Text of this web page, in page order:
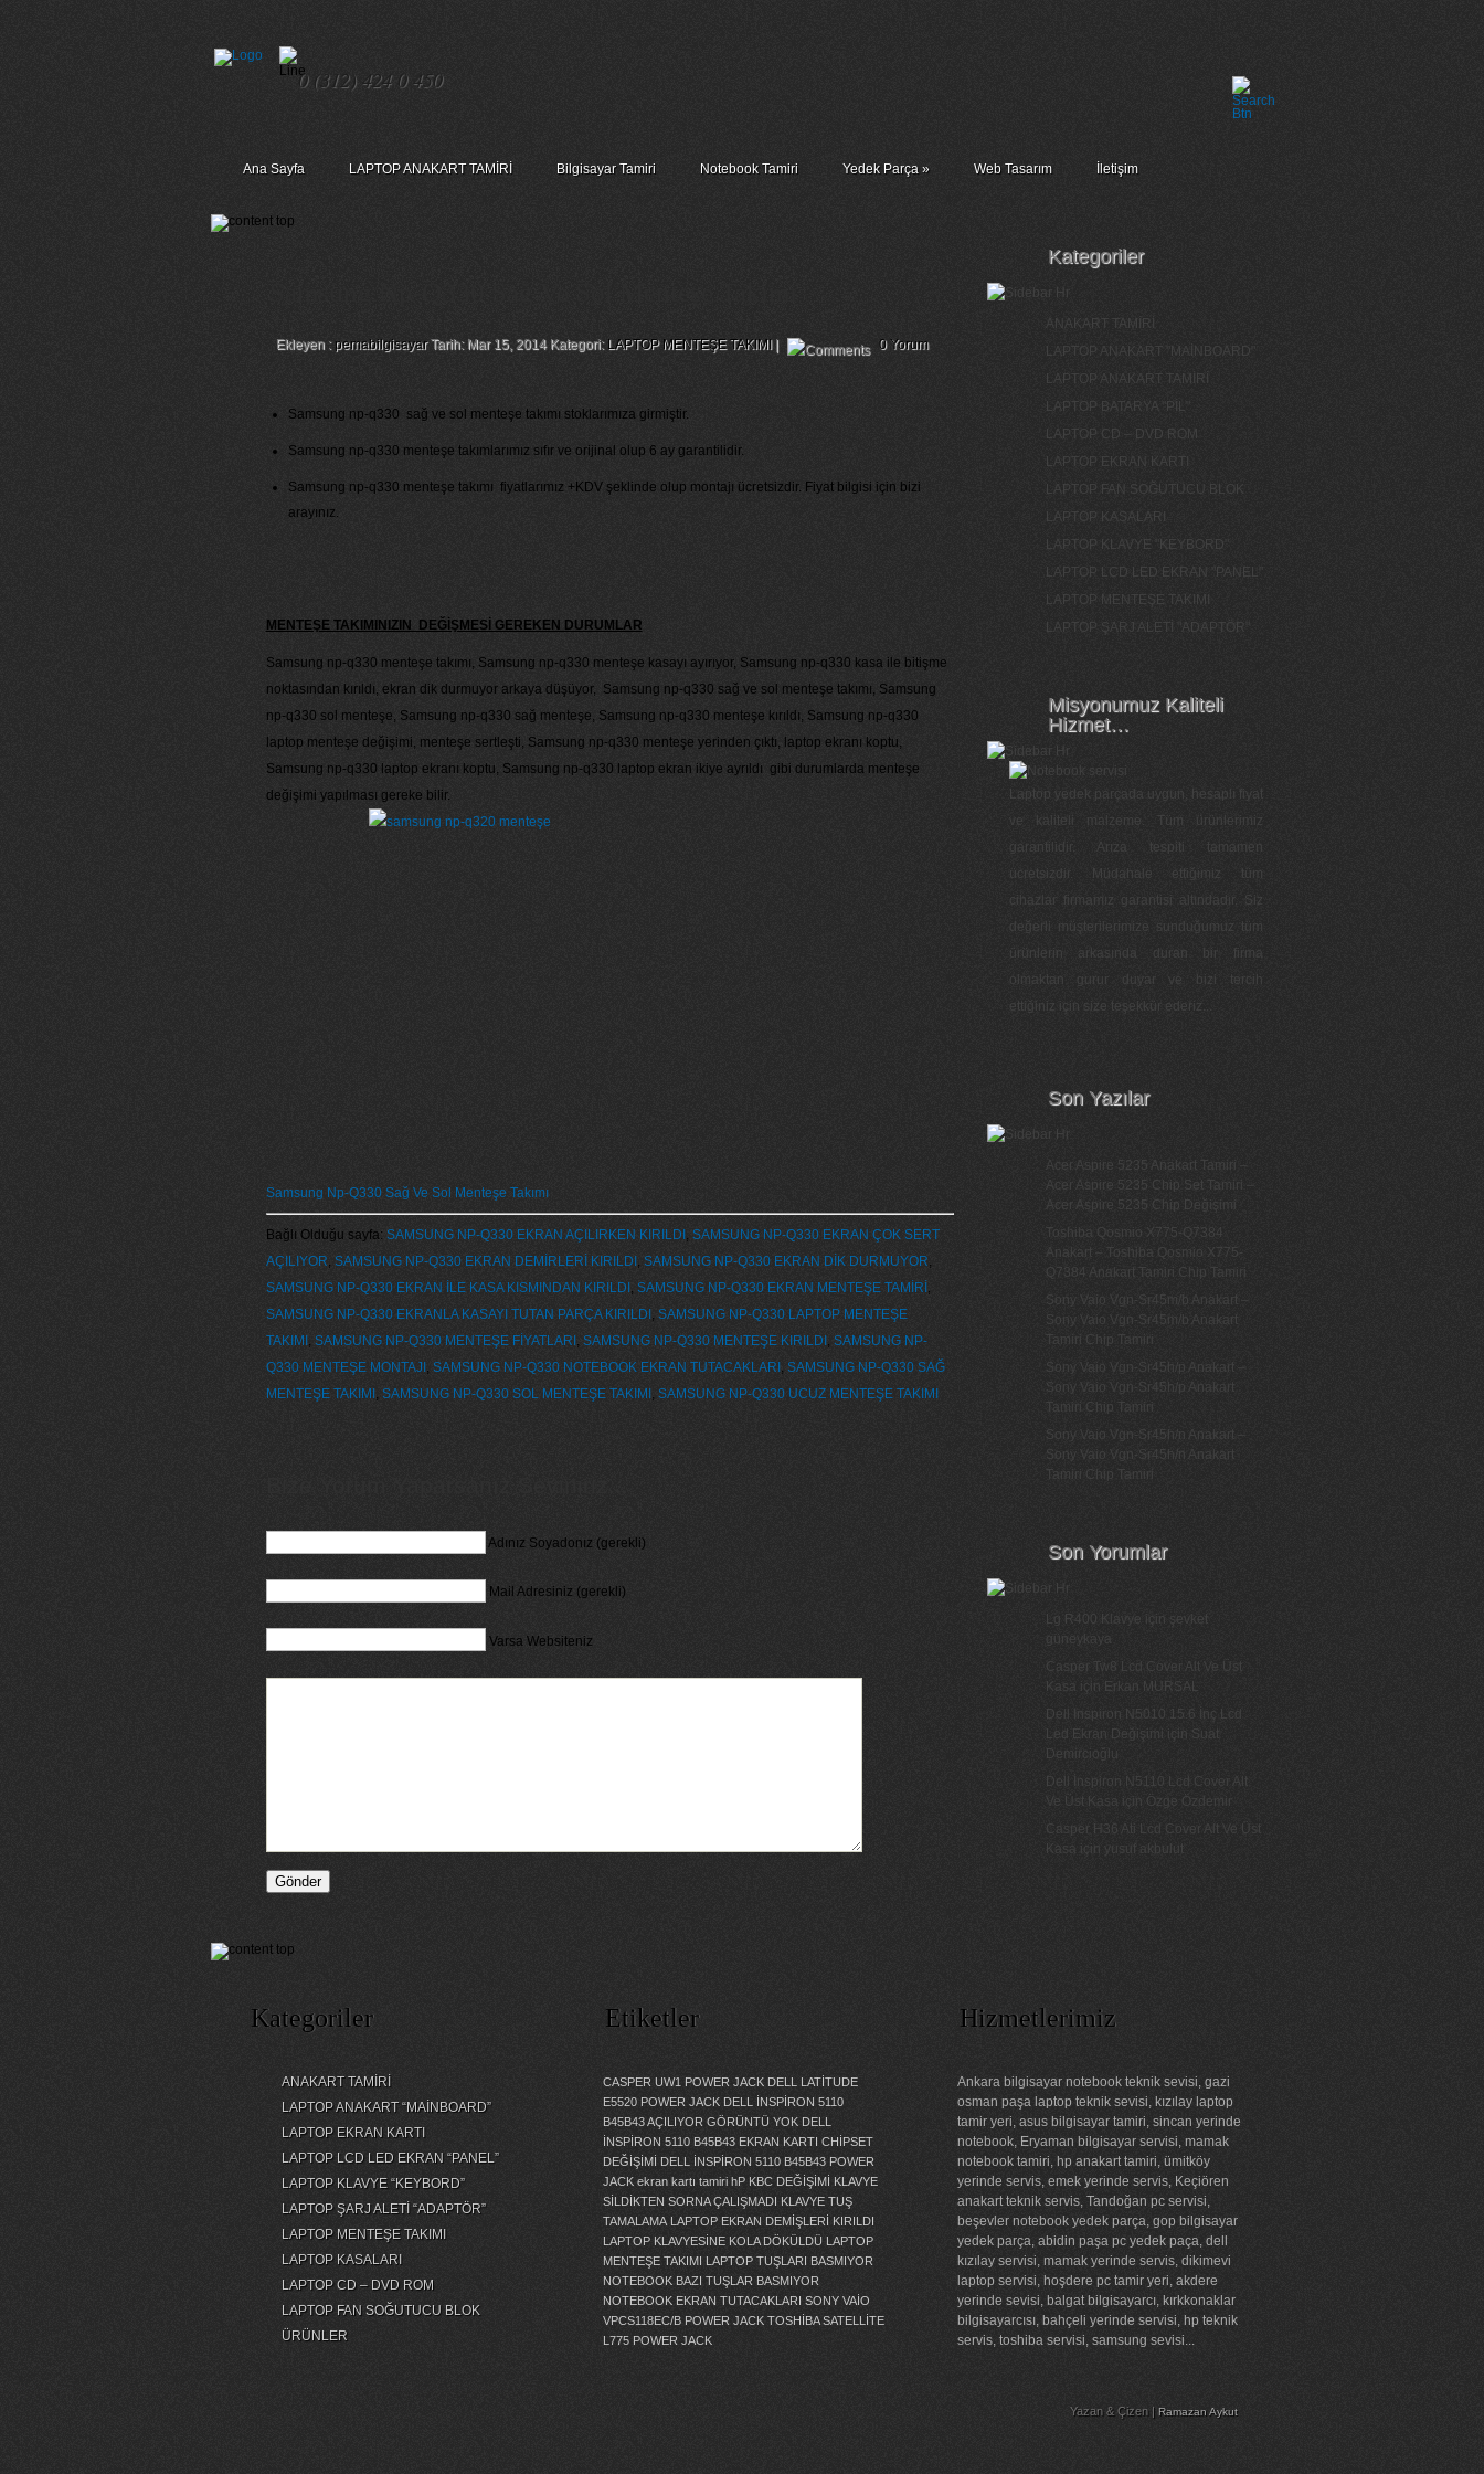
0 (312) 424 0 450
Ana Sayfa LAPTOP ANAKART TAMİRİ Bilgisayar Tamiri Notebook Tamiri Yedek Parça» Web Tasarım İletişim
Ekleyen : pemabilgisayarTarih: Mar 15, 2014 Kategori: LAPTOP MENTEŞE TAKIMI| 0 Yorum
Samsung np-q330 sağ ve sol menteşe takımı stoklarımıza girmiştir.
Samsung np-q330 menteşe takımlarımız sıfır ve orijinal olup 6 ay garantilidir.
Samsung np-q330 menteşe takımı fiyatlarımız +KDV şeklinde olup montajı ücretsizdir. Fiyat bilgisi için bizi
arayınız.
MENTEŞE TAKIMINIZIN DEĞİŞMESİ GEREKEN DURUMLAR
Samsung np-q330 menteşe takımı, Samsung np-q330 menteşe kasayı ayırıyor, Samsung np-q330 kasa ile bitişme
noktasından kırıldı, ekran dik durmuyor arkaya düşüyor, Samsung np-q330 sağ ve sol menteşe takımı, Samsung
np-q330 sol menteşe, Samsung np-q330 sağ menteşe, Samsung np-q330 menteşe kırıldı, Samsung np-q330
laptop menteşe değişimi, menteşe sertleşti, Samsung np-q330 menteşe yerinden çıktı, laptop ekranı koptu,
Samsung np-q330 laptop ekranı koptu, Samsung np-q330 laptop ekran ikiye ayrıldı gibi durumlarda menteşe
değişimi yapılması gereke bilir.
Samsung Np-Q330 Sağ Ve Sol Menteşe Takımı
Bağlı Olduğu sayfa: SAMSUNG NP-Q330 EKRAN AÇILIRKEN KIRILDI , SAMSUNG NP-Q330 EKRAN ÇOK SERT
AÇILIYOR, SAMSUNG NP-Q330 EKRAN DEMİRLERİ KIRILDI , SAMSUNG NP-Q330 EKRAN DİK DURMUYOR,
SAMSUNG NP-Q330 EKRAN İLE KASA KISMINDAN KIRILDI , SAMSUNG NP-Q330 EKRAN MENTEŞE TAMİRİ ,
SAMSUNG NP-Q330 EKRANLA KASAYI TUTAN PARÇA KIRILDI , SAMSUNG NP-Q330 LAPTOP MENTEŞE
TAKIMI , SAMSUNG NP-Q330 MENTEŞE FİYATLARI , SAMSUNG NP-Q330 MENTEŞE KIRILDI , SAMSUNG NP-
Q330 MENTEŞE MONTAJI , SAMSUNG NP-Q330 NOTEBOOK EKRAN TUTACAKLARI , SAMSUNG NP-Q330 SAĞ
MENTEŞE TAKIMI , SAMSUNG NP-Q330 SOL MENTEŞE TAKIMI , SAMSUNG NP-Q330 UCUZ MENTEŞE TAKIMI
Adınız Soyadonız (gerekli)
Mail Adresiniz (gerekli)
Varsa Websiteniz
Kategoriler
ANAKART TAMİRİ
LAPTOP ANAKART "MAİNBOARD"
LAPTOP ANAKART TAMİRİ
LAPTOP BATARYA "PİL"
LAPTOP CD – DVD ROM
LAPTOP EKRAN KARTI
LAPTOP FAN SOĞUTUCU BLOK
LAPTOP KASALARI
LAPTOP KLAVYE "KEYBORD"
LAPTOP LCD LED EKRAN "PANEL"
LAPTOP MENTEŞE TAKIMI
LAPTOP ŞARJ ALETİ "ADAPTÖR"
Misyonumuz Kaliteli
Hizmet…
Laptop yedek parçada uygun, hesaplı fiyat
ve kaliteli malzeme. Tüm ürünlerimiz
garantilidir. Arıza tespiti tamamen
ücretsizdir. Müdahale ettiğimiz tüm
cihazlar firmamız garantisi altındadır. Siz
değerli müşterilerimize sunduğumuz tüm
ürünlerin arkasında duran bir firma
olmaktan gurur duyar ve bizi tercih
ettiğiniz için size teşekkür ederiz...
Son Yazılar
Acer Aspire 5235 Anakart Tamiri –
Acer Aspire 5235 Chip Set Tamiri –
Acer Aspire 5235 Chip Değişimi
Toshiba Qosmio X775-Q7384
Anakart – Toshiba Qosmio X775-
Q7384 Anakart Tamiri Chip Tamiri
Sony Vaio Vgn-Sr45m/b Anakart –
Sony Vaio Vgn-Sr45m/b Anakart
Tamiri Chip Tamiri
Sony Vaio Vgn-Sr45h/p Anakart –
Sony Vaio Vgn-Sr45h/p Anakart
Tamiri Chip Tamiri
Sony Vaio Vgn-Sr45h/n Anakart –
Sony Vaio Vgn-Sr45h/n Anakart
Tamiri Chip Tamiri
Son Yorumlar
Lg R400 Klavye için
şevket
güneykaya
Casper Tw8 Lcd Cover Alt Ve Üst
Kasa
için
Erkan MURSAL
Dell Inspiron N5010 15.6 İnç Lcd
Led Ekran Değişimi
Suat
Demircioğlu
Dell İnspiron N5110 Lcd Cover Alt
Ve Üst Kasa
için
Özge Özdemir
Casper H36 Ati Lcd Cover Alt Ve Üst
Kasa
için yusuf akbulut
Kategoriler
ANAKART TAMİRİ
LAPTOP ANAKART “MAİNBOARD”
LAPTOP EKRAN KARTI
LAPTOP LCD LED EKRAN “PANEL”
LAPTOP KLAVYE “KEYBORD”
LAPTOP ŞARJ ALETİ “ADAPTÖR”
LAPTOP MENTEŞE TAKIMI
LAPTOP KASALARI
LAPTOP CD – DVD ROM
LAPTOP FAN SOĞUTUCU BLOK
ÜRÜNLER
Etiketler
CASPER UW1 POWER JACK DELL LATİTUDE
E5520 POWER JACK DELL İNSPİRON 5110
B45B43 AÇILIYOR GÖRÜNTÜ YOK DELL
İNSPİRON 5110 B45B43 EKRAN KARTI CHİPSET
DEĞİŞİMİ
DELL İNSPİRON 5110 B45B43 POWER
JACK ekran kartı tamiri hP KBC DEĞİŞİMİ
KLAVYE
SİLDİKTEN SORNA ÇALIŞMADI
KLAVYE TUŞ
TAMALAMA
LAPTOP EKRAN DEMİŞLERİ KIRILDI
LAPTOP KLAVYESİNE KOLA DÖKÜLDÜ
LAPTOP
MENTEŞE TAKIMI
LAPTOP TUŞLARI BASMIYOR
NOTEBOOK BAZI TUŞLAR BASMIYOR
NOTEBOOK EKRAN TUTACAKLARI SONY VAİO
VPCS118EC/B POWER JACK TOSHİBA SATELLİTE
L775 POWER JACK
Hizmetlerimiz
Ankara bilgisayar notebook teknik sevisi, gazi
osman paşa laptop teknik sevisi, kızılay laptop
tamir yeri, asus bilgisayar tamiri, sincan yerinde
notebook, Eryaman bilgisayar servisi, mamak
notebook tamiri, hp anakart tamiri, ümitköy
yerinde servis, emek yerinde servis, Keçiören
anakart teknik servis, Tandoğan pc servisi,
beşevler notebook yedek parça, gop bilgisayar
yedek parça, abidin paşa pc yedek paça, dell
kızılay servisi, mamak yerinde servis, dikimevi
laptop servisi, hoşdere pc tamir yeri, akdere
yerinde sevisi, balgat bilgisayarcı, kırkkonaklar
bilgisayarcısı, bahçeli yerinde servisi, hp teknik
servis, toshiba servisi, samsung sevisi...
Yazan & Çizen | Ramazan Aykut